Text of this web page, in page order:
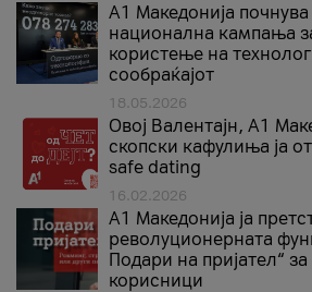
A1 Македонија
национална кампања
користење на
сообраќајот
18.05.2026
Овој Валентајн, A1
скопски кафулиња ја
safe dating
16.02.2026
А1 Македонија ја
револуционерната
Подари на пријател“
корисници